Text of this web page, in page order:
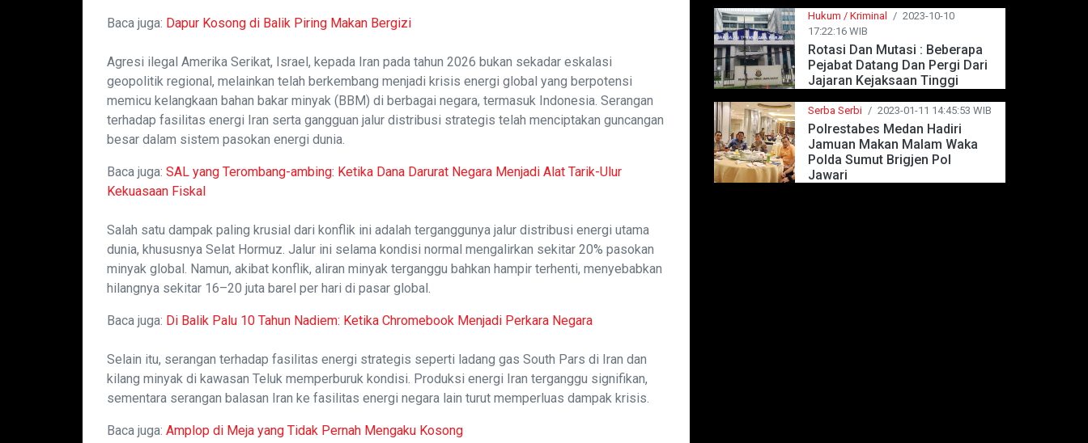
Baca juga: Dapur Kosong di Balik Piring Makan Bergizi
Agresi ilegal Amerika Serikat, Israel, kepada Iran pada tahun 2026 bukan sekadar eskalasi
geopolitik regional, melainkan telah berkembang menjadi krisis energi global yang berpotensi
memicu kelangkaan bahan bakar minyak (BBM) di berbagai negara, termasuk Indonesia. Serangan
terhadap fasilitas energi Iran serta gangguan jalur distribusi strategis telah menciptakan guncangan
besar dalam sistem pasokan energi dunia.
Baca juga: SAL yang Terombang-ambing: Ketika Dana Darurat Negara Menjadi Alat Tarik-Ulur
Kekuasaan Fiskal
Salah satu dampak paling krusial dari konflik ini adalah terganggunya jalur distribusi energi utama
dunia, khususnya Selat Hormuz. Jalur ini selama kondisi normal mengalirkan sekitar 20% pasokan
minyak global. Namun, akibat konflik, aliran minyak terganggu bahkan hampir terhenti, menyebabkan
hilangnya sekitar 16–20 juta barel per hari di pasar global.
Baca juga: Di Balik Palu 10 Tahun Nadiem: Ketika Chromebook Menjadi Perkara Negara
Selain itu, serangan terhadap fasilitas energi strategis seperti ladang gas South Pars di Iran dan
kilang minyak di kawasan Teluk memperburuk kondisi. Produksi energi Iran terganggu signifikan,
sementara serangan balasan Iran ke fasilitas energi negara lain turut memperluas dampak krisis.
Baca juga: Amplop di Meja yang Tidak Pernah Mengaku Kosong
Hukum / Kriminal / 2023-10-10
17:22:16 WIB
Rotasi Dan Mutasi : Beberapa
Pejabat Datang Dan Pergi Dari
Jajaran Kejaksaan Tinggi
Serba Serbi / 2023-01-11 14:45:53 WIB
Polrestabes Medan Hadiri
Jamuan Makan Malam Waka
Polda Sumut Brigjen Pol
Jawari